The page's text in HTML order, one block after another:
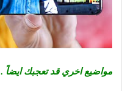
مواضيع اخري قد تعجبك ايضاً .